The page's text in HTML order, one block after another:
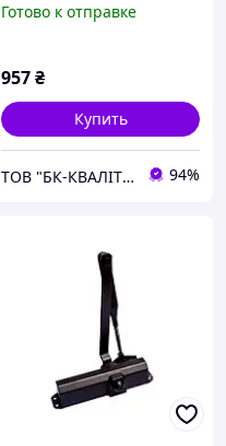
Готово к отправке
957₴
Купить
ТОВ "БК-КВАЛІТЄТ" 94%